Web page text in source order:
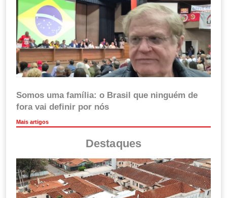
Somos uma família: o Brasil que ninguém de
fora vai definir por nós
Mais artigos
Destaques